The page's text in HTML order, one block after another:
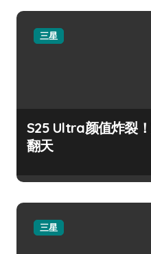
三星
S25 Ultra颜值炸裂
翻天
三星